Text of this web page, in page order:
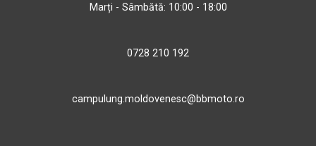
Marți - Sâmbătă: 10:00 - 18:00
0728 210 192
campulung.moldovenesc@bbmoto.ro